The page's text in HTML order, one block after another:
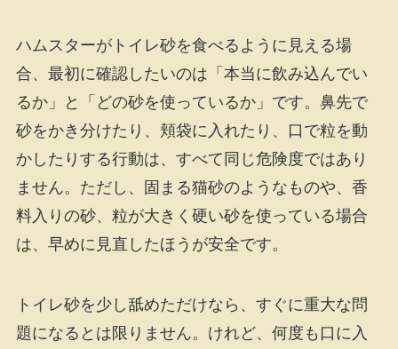
ハムスターがトイレ砂を食べるように見える場
合、最初に確認したいのは「本当に飲み込んでい
るか」と「どの砂を使っているか」です。鼻先で
砂をかき分けたり、頬袋に入れたり、口で粒を動
かしたりする行動は、すべて同じ危険度ではあり
ません。ただし、固まる猫砂のようなものや、香
料入りの砂、粒が大きく硬い砂を使っている場合
は、早めに見直したほうが安全です。
トイレ砂を少し舐めただけなら、すぐに重大な問
題になるとは限りません。けれど、何度も口に入